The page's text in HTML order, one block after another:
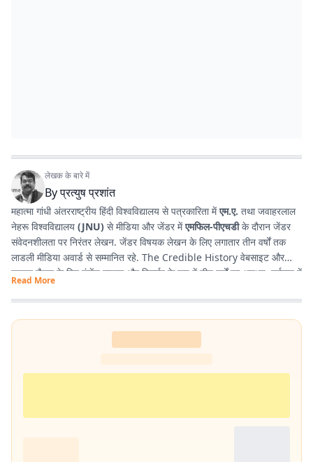
लेखक के बारे में
Byप्रत्युष प्रशांत
महात्मा गांधी अंतरराष्ट्रीय हिंदी विश्वविद्यालय से पत्रकारिता मेंएम.ए. तथा जवाहरलाल
नेहरू विश्वविद्यालय (JNU) से मीडिया और जेंडर मेंएमफिल-पीएचडीके दौरान जेंडर
संवेदनशीलता पर निरंतर लेखन. जेंडर विषयक लेखन के लिए लगातार तीन वर्षों तक
लाडली मीडिया अवार्ड से सम्मानित रहे. The Credible History वेबसाइट और
यूट्यूब चैनल के लिए कंटेंट राइटर और रिसर्चर के रूप में तीन वर्षों का अनुभव. वर्तमान में
प्रभात खबर डिजिटल
किताबें पढ़ने, वायलिन बजाने और कला-साहित्य में गहरी रुचि रखते हैं तथा बिहार को
सामाजिक, सांस्कृतिक और राजनीतिक दृष्टि से समझने में विशेष दिलचस्पी.
Read More